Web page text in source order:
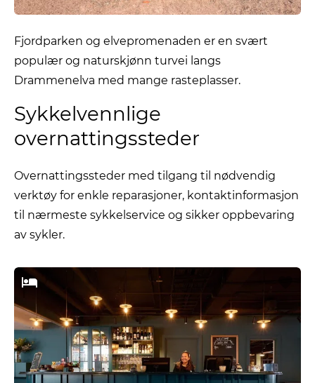
Fjordparken og elvepromenaden er en svært
populær og naturskjønn turvei langs
Drammenelva med mange rasteplasser.
Sykkelvennlige
overnattingssteder
Overnattingssteder med tilgang til nødvendig
verktøy for enkle reparasjoner, kontaktinformasjon
til nærmeste sykkelservice og sikker oppbevaring
av sykler.